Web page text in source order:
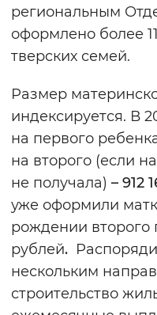
региональным
оформлено более
тверских семей.
Размер
индексируется. В
на первого
на второго (если
не получала) – 912
уже оформили
рождении второго
рублей.
нескольким
строительство